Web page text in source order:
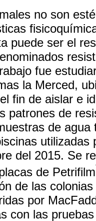
no son
puede ser el
fue
la Merced,
fin de aislar e
patrones de
de
del 2015. Se
de Petrifilm
de las
por
con las